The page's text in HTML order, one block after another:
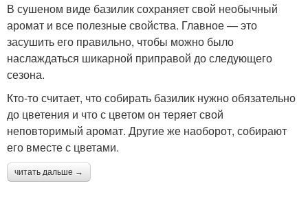
В сушеном виде базилик сохраняет свой необычный
аромат и все полезные свойства. Главное — это
засушить его правильно, чтобы можно было
наслаждаться шикарной приправой до следующего
сезона.
Кто-то считает, что собирать базилик нужно обязательно
до цветения и что с цветом он теряет свой
неповторимый аромат. Другие же наоборот, собирают
его вместе с цветами.
читать дальше →